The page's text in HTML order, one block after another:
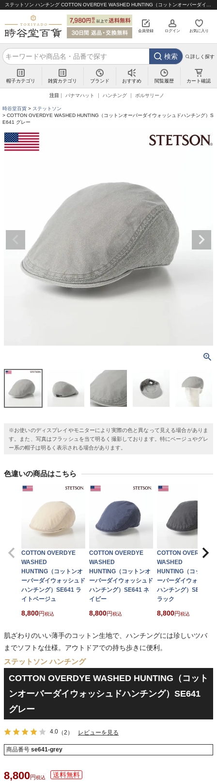
会員登録 ログイン お気に入り
検索 詳しく探す
帽子カテゴリ 雑貨カテゴリ ブランド おすすめ 閲覧履歴 カート確認
注目 パナマハット ハンチング ボルサリーノ
時谷堂百貨
ステットソン
COTTON OVERDYE WASHED HUNTING（コットンオーバーダイウォッシュドハンチング）S
E641 グレー
※お使いのディスプレイやモニターにより実際の色と異なって見える場合がありま
す。また、写真はフラッシュを当て明るく撮影しております。特にベージュやグレ
ー系の帽子は明るく表示される場合があります。
色違いの商品はこちら
COTTON OVERDYE
WASHED
HUNTING（コットンオ
ーバーダイウォッシュド
ハンチング）SE641 ラ
イトベージュ
8,800 税込
COTTON OVERDYE
WASHED
HUNTING（コットンオ
ーバーダイウォッシュド
ハンチング）SE641 ネ
イビー
8,800 税込
COTTON OVERDYE
WASHED
HUNTING（コットン
ーバーダイウォッシュ
ハンチング）SE641 ブ
ラック
8,800 税込
肌ざわりのいい薄手のコットン生地で、ハンチングには珍しいツバ
までソフトな仕様。アウトドアでの持ち歩きに便利。
ステットソン ハンチング
COTTON OVERDYE WASHED HUNTING（コット
ンオーバーダイウォッシュドハンチング）SE641
グレー
4.0 （2） レビューを見る
商品番号 se641-grey
8,800 税込